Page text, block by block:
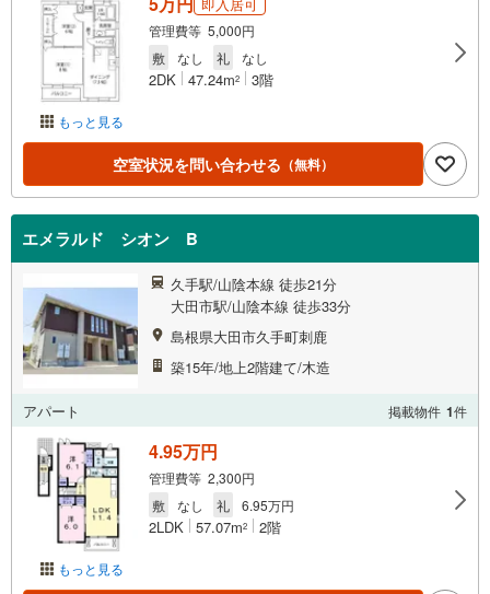
もっと見る
管理費等 5,000円
敷
なし 礼 なし
2DK 47.24m2 3階
空室状況を問い合わせる （無料）
エメラルド シオン B
久手駅/山陰本線 徒歩21分
大田市駅/山陰本線 徒歩33分
島根県大田市久手町刺鹿
築15年/地上2階建て/木造
アパート 掲載物件 1件
もっと見る
4.95万円
管理費等 2,300円
敷
なし 礼 6.95万円
2LDK 57.07m2 2階